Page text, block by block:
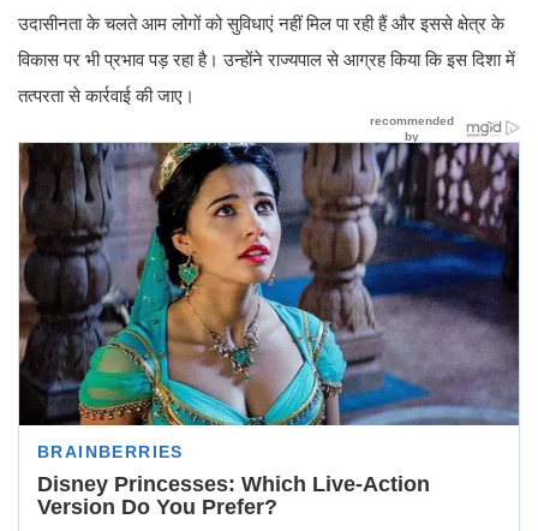
उदासीनता के चलते आम लोगों को सुविधाएं नहीं मिल पा रही हैं और इससे क्षेत्र के
विकास पर भी प्रभाव पड़ रहा है। उन्होंने राज्यपाल से आग्रह किया कि इस दिशा में
तत्परता से कार्रवाई की जाए।